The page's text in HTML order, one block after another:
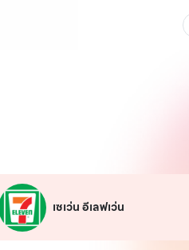
เซเว่น อีเลฟเว่น